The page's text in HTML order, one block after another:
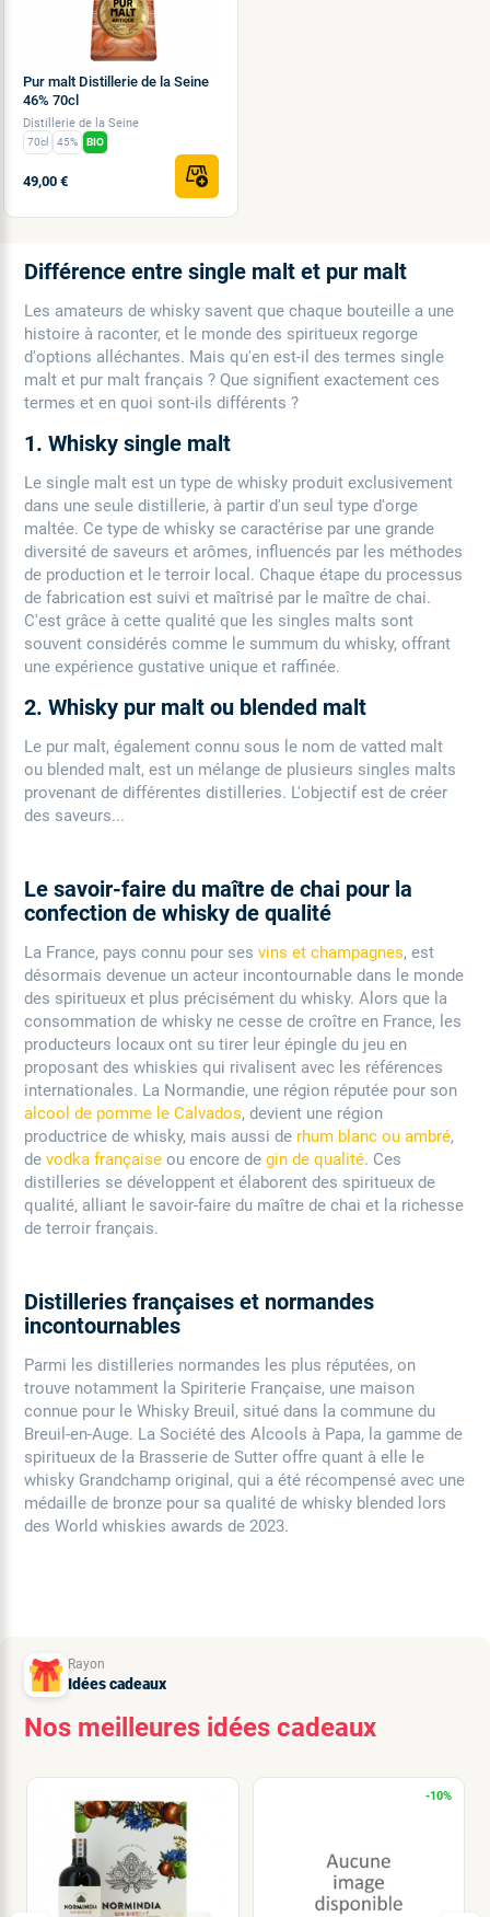
Pur malt Distillerie de la Seine
46% 70cl
Distillerie de la Seine
70cl 45% BIO
49,00 €
Différence entre single malt et pur malt
Les amateurs de whisky savent que chaque bouteille a une
histoire à raconter, et le monde des spiritueux regorge
d'options alléchantes. Mais qu'en est-il des termes single
malt et pur malt français ? Que signifient exactement ces
termes et en quoi sont-ils différents ?
1. Whisky single malt
Le single malt est un type de whisky produit exclusivement
dans une seule distillerie, à partir d'un seul type d'orge
maltée. Ce type de whisky se caractérise par une grande
diversité de saveurs et arômes, influencés par les méthodes
de production et le terroir local. Chaque étape du processus
de fabrication est suivi et maîtrisé par le maître de chai.
C'est grâce à cette qualité que les singles malts sont
souvent considérés comme le summum du whisky, offrant
une expérience gustative unique et raffinée.
2. Whisky pur malt ou blended malt
Le pur malt, également connu sous le nom de vatted malt
ou blended malt, est un mélange de plusieurs singles malts
provenant de différentes distilleries. L'objectif est de créer
des saveurs...
Le savoir-faire du maître de chai pour la
confection de whisky de qualité
La France, pays connu pour sesvins et champagnes, est
désormais devenue un acteur incontournable dans le monde
des spiritueux et plus précisément du whisky. Alors que la
consommation de whisky ne cesse de croître en France, les
producteurs locaux ont su tirer leur épingle du jeu en
proposant des whiskies qui rivalisent avec les références
internationales. La Normandie, une région réputée pour son
alcool de pomme le Calvados, devient une région
productrice de whisky, mais aussi de rhum blanc ou ambré,
devodka française ou encore degin de qualité. Ces
distilleries se développent et élaborent des spiritueux de
qualité, alliant le savoir-faire du maître de chai et la richesse
de terroir français.
Distilleries françaises et normandes
incontournables
Parmi les distilleries normandes les plus réputées, on
trouve notamment la Spiriterie Française, une maison
connue pour le Whisky Breuil, situé dans la commune du
Breuil-en-Auge. La Société des Alcools à Papa, la gamme de
spiritueux de la Brasserie de Sutter offre quant à elle le
whisky Grandchamp original, qui a été récompensé avec une
médaille de bronze pour sa qualité de whisky blended lors
des World whiskies awards de 2023.
Rayon
Idées cadeaux
Nos meilleures idées cadeaux
-10%